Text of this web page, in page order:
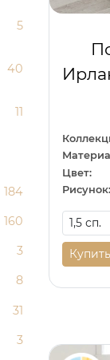
5
40
11
17
6
6
40
184
160
3
8
31
3
Цвет:
Рисунок:
Купить